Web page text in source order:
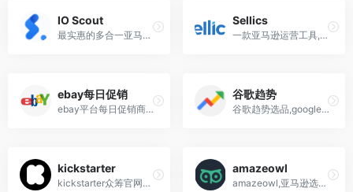
IO Scout
最实惠的多合一亚马逊卖家工具,亚马逊选品工具软件,亚马逊卖家选品工具,关键词工具
Sellics
一款亚马逊运营工具,结合了您在一个集成软件中管理和发展您的亚马逊业务所需的一切
ebay每日促销
ebay平台每日促销商品
谷歌趋势
谷歌趋势选品,google trends选品
kickstarter
kickstarter众筹官网中文,美国最大的众筹网站
amazeowl
amazeowl,亚马逊选品分析工具,产品关键词研究